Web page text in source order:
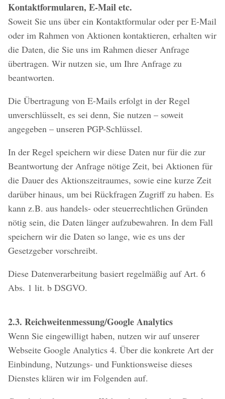
Kontaktformularen, E-Mail etc.
Soweit Sie uns über ein Kontaktformular oder per E-Mail
oder im Rahmen von Aktionen kontaktieren, erhalten wir
die Daten, die Sie uns im Rahmen dieser Anfrage
übertragen. Wir nutzen sie, um Ihre Anfrage zu
beantworten.
Die Übertragung von E-Mails erfolgt in der Regel
unverschlüsselt, es sei denn, Sie nutzen – soweit
angegeben – unseren PGP-Schlüssel.
In der Regel speichern wir diese Daten nur für die zur
Beantwortung der Anfrage nötige Zeit, bei Aktionen für
die Dauer des Aktionszeitraumes, sowie eine kurze Zeit
darüber hinaus, um bei Rückfragen Zugriff zu haben. Es
kann z.B. aus handels- oder steuerrechtlichen Gründen
nötig sein, die Daten länger aufzubewahren. In dem Fall
speichern wir die Daten so lange, wie es uns der
Gesetzgeber vorschreibt.
Diese Datenverarbeitung basiert regelmäßig auf Art. 6
Abs. 1 lit. b DSGVO.
2.3. Reichweitenmessung/Google Analytics
Wenn Sie eingewilligt haben, nutzen wir auf unserer
Webseite Google Analytics 4. Über die konkrete Art der
Einbindung, Nutzungs- und Funktionsweise dieses
Dienstes klären wir im Folgenden auf.